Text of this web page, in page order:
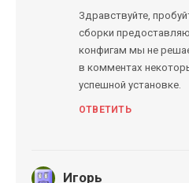
Здравствуйте,
сборки
конфигам мы не
в комментах
успешной установке.
ОТВЕТИТЬ
Игорь